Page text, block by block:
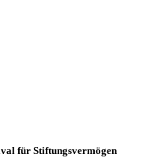
für Stiftungsvermögen